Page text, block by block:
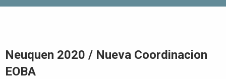
Neuquen 2020 / Nueva Coordinacion
EOBA